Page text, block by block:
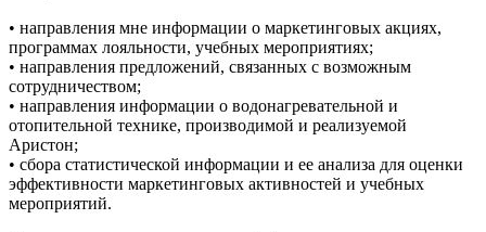
• направления мне информации о маркетинговых акциях,
программах лояльности, учебных мероприятиях;
• направления предложений, связанных с возможным
сотрудничеством;
• направления информации о водонагревательной и
отопительной технике, производимой и реализуемой
Аристон;
• сбора статистической информации и ее анализа для оценки
эффективности маркетинговых активностей и учебных
мероприятий.